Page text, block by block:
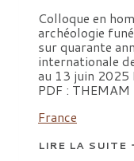
Colloque en
archéologie
sur quarante
internationale
au 13 juin 2025
PDF : THEMAM
France
LIRE LA SUITE